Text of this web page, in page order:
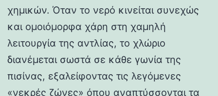
χημικών. Όταν το νερό κινείται συνεχώς
και ομοιόμορφα χάρη στη χαμηλή
λειτουργία της αντλίας, το χλώριο
διανέμεται σωστά σε κάθε γωνία της
πισίνας, εξαλείφοντας τις λεγόμενες
«νεκρές ζώνες» όπου αναπτύσσονται τα